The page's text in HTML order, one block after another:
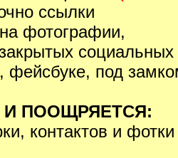
ссылки
фотографии,
социальных
фейсбуке, под
И ПООЩРЯЕТСЯ:
контактов и